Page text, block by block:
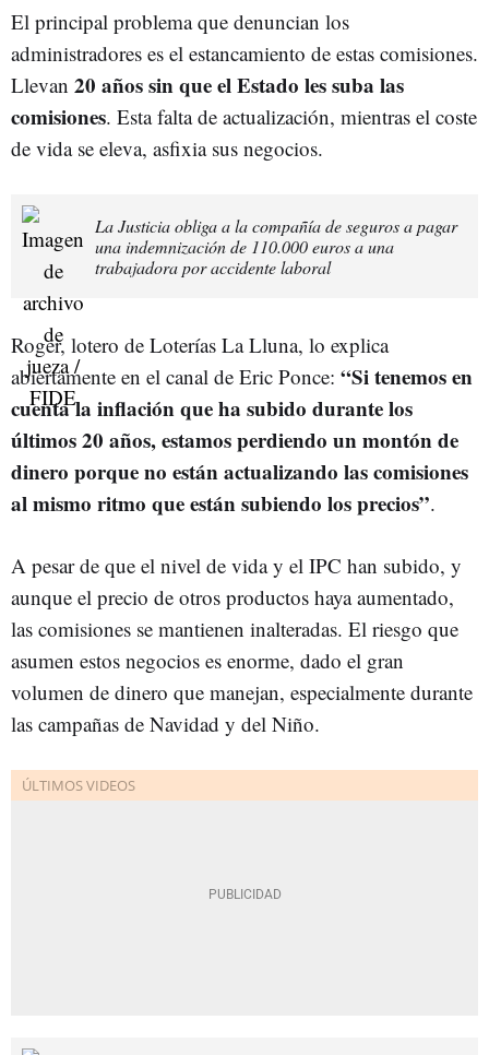
El principal problema que denuncian los
administradores es el estancamiento de estas comisiones.
Llevan 20 años sin que el Estado les suba las
comisiones. Esta falta de actualización, mientras el coste
de vida se eleva, asfixia sus negocios.
La Justicia obliga a la compañía de seguros a pagar
una indemnización de 110.000 euros a una
trabajadora por accidente laboral
Roger, lotero de Loterías La Lluna, lo explica
abiertamente en el canal de Eric Ponce: “Si tenemos en
cuenta la inflación que ha subido durante los
últimos 20 años, estamos perdiendo un montón de
dinero porque no están actualizando las comisiones
al mismo ritmo que están subiendo los precios”.
A pesar de que el nivel de vida y el IPC han subido, y
aunque el precio de otros productos haya aumentado,
las comisiones se mantienen inalteradas. El riesgo que
asumen estos negocios es enorme, dado el gran
volumen de dinero que manejan, especialmente durante
las campañas de Navidad y del Niño.